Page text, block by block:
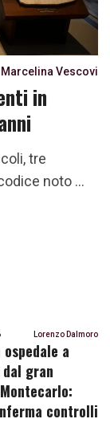
Marcelina Vescovi
in
tre
noto …
Lorenzo Dalmoro
a
gran
controlli